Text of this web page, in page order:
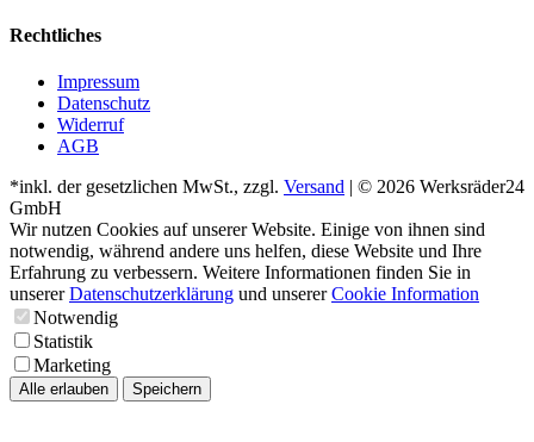
Rechtliches
Impressum
Datenschutz
Widerruf
AGB
*inkl. der gesetzlichen MwSt., zzgl. Versand | © 2026 Werksräder24
GmbH
Wir nutzen Cookies auf unserer Website. Einige von ihnen sind
notwendig, während andere uns helfen, diese Website und Ihre
Erfahrung zu verbessern. Weitere Informationen finden Sie in
unsererDatenschutzerklärung und unsererCookie Information
Notwendig
Statistik
Marketing
Alle erlauben Speichern